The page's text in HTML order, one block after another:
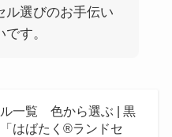
ル選びのお手伝い
す。
一覧 色から選ぶ | 黒
はばたく®ランドセ